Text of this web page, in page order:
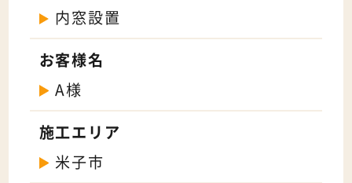
内窓設置
お客様名
A様
施工エリア
米子市